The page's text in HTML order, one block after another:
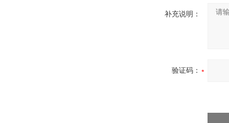
补充说明：
验证码：